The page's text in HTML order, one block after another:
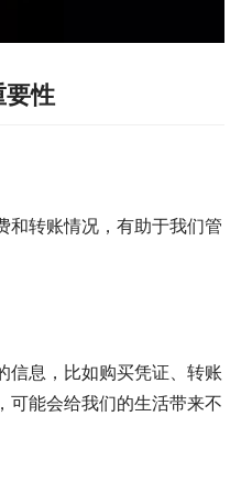
要性
和转账情况，有助于我们管
信息，比如购买凭证、转账
可能会给我们的生活带来不